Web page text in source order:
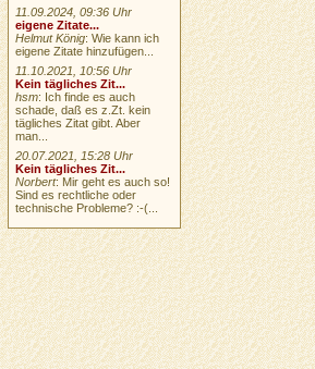
11.09.2024, 09:36 Uhr
eigene Zitate...
Helmut König: Wie kann ich
eigene Zitate hinzufügen...
11.10.2021, 10:56 Uhr
Kein tägliches Zit...
hsm: Ich finde es auch
schade, daß es z.Zt. kein
tägliches Zitat gibt. Aber
man...
20.07.2021, 15:28 Uhr
Kein tägliches Zit...
Norbert: Mir geht es auch so!
Sind es rechtliche oder
technische Probleme? :-(...